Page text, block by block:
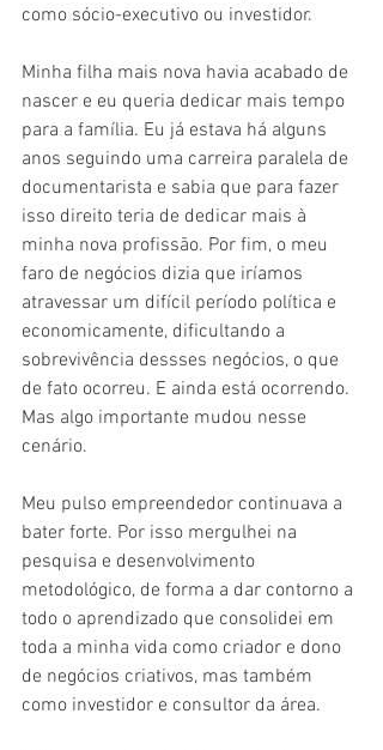
como sócio-executivo ou investidor.
Minha filha mais nova havia acabado de
nascer e eu queria dedicar mais tempo
para a família. Eu já estava há alguns
anos seguindo uma carreira paralela de
documentarista e sabia que para fazer
isso direito teria de dedicar mais à
minha nova profissão. Por fim, o meu
faro de negócios dizia que iríamos
atravessar um difícil período política e
economicamente, dificultando a
sobrevivência dessses negócios, o que
de fato ocorreu. E ainda está ocorrendo.
Mas algo importante mudou nesse
cenário.
Meu pulso empreendedor continuava a
bater forte. Por isso mergulhei na
pesquisa e desenvolvimento
metodológico, de forma a dar contorno a
todo o aprendizado que consolidei em
toda a minha vida como criador e dono
de negócios criativos, mas também
como investidor e consultor da área.